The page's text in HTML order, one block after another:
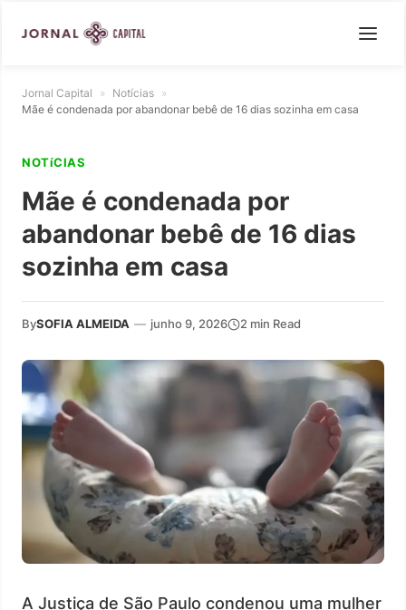
Jornal Capital » Notícias »
Mãe é condenada por abandonar bebê de 16 dias sozinha em casa
NOTíCIAS
Mãe é condenada por
abandonar bebê de 16 dias
sozinha em casa
BySOFIA ALMEIDA — junho 9, 2026 2 min Read
A Justiça de São Paulo condenou uma mulher